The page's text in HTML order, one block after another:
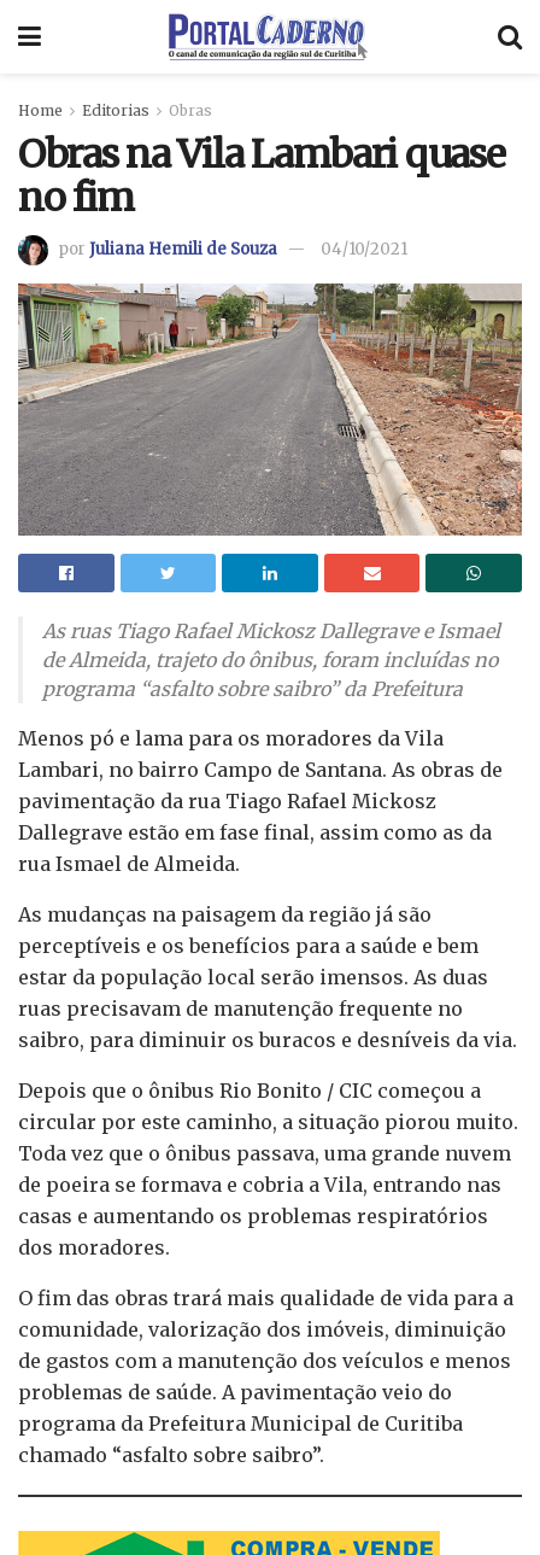
Home Editorias Obras
Obras na Vila Lambari quase
no fim
por Juliana Hemili de Souza 04/10/2021
As ruas Tiago Rafael Mickosz Dallegrave e Ismael
de Almeida, trajeto do ônibus, foram incluídas no
programa “asfalto sobre saibro” da Prefeitura
Menos pó e lama para os moradores da Vila
Lambari, no bairro Campo de Santana. As obras de
pavimentação da rua Tiago Rafael Mickosz
Dallegrave estão em fase final, assim como as da
rua Ismael de Almeida.
As mudanças na paisagem da região já são
perceptíveis e os benefícios para a saúde e bem
estar da população local serão imensos. As duas
ruas precisavam de manutenção frequente no
saibro, para diminuir os buracos e desníveis da via.
Depois que o ônibus Rio Bonito / CIC começou a
circular por este caminho, a situação piorou muito.
Toda vez que o ônibus passava, uma grande nuvem
de poeira se formava e cobria a Vila, entrando nas
casas e aumentando os problemas respiratórios
dos moradores.
O fim das obras trará mais qualidade de vida para a
comunidade, valorização dos imóveis, diminuição
de gastos com a manutenção dos veículos e menos
problemas de saúde. A pavimentação veio do
programa da Prefeitura Municipal de Curitiba
chamado “asfalto sobre saibro”.